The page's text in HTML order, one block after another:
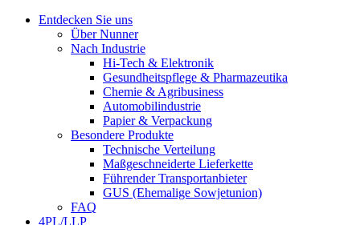
Entdecken Sie uns
Über Nunner
Nach Industrie
Hi-Tech & Elektronik
Gesundheitspflege & Pharmazeutika
Chemie & Agribusiness
Automobilindustrie
Papier & Verpackung
Besondere Produkte
Technische Verteilung
Maßgeschneiderte Lieferkette
Führender Transportanbieter
GUS (Ehemalige Sowjetunion)
FAQ
4PL/LLP